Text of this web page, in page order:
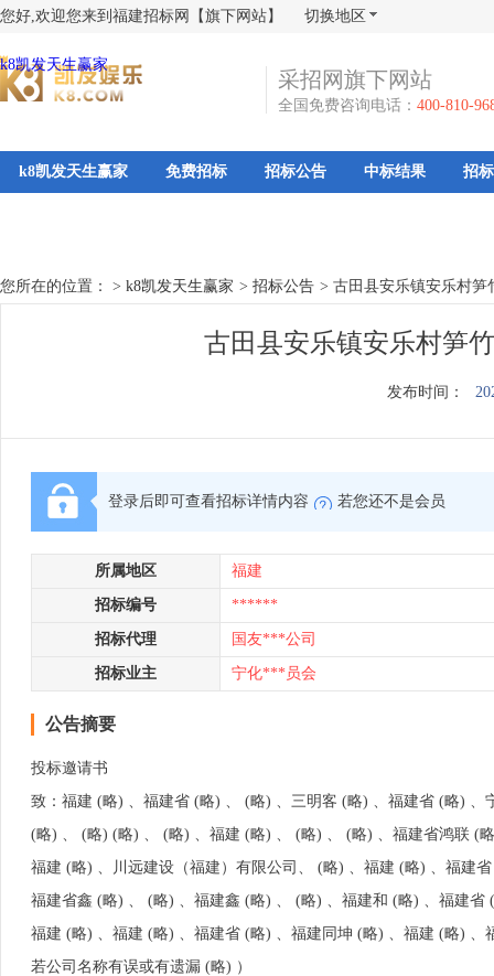
您好,欢迎您来到福建招标网【旗下网站】 切换地区
k8凯发天生赢家
采招网旗下网站
全国免费咨询电话： 400-810-
k8凯发天生赢家 免费招标 招标公告 中标结果 招
您所在的位置： > k8凯发天生赢家 > 招标公告 > 古田县安乐镇安乐村笋
古田县安乐镇安乐村笋
发布时间：
登录后即可查看招标详情内容 若您还不是会员
所属地区 福建
招标编号 ******
招标代理 国友***公司
招标业主 宁化***员会
公告摘要
投标邀请书
致：福建 (略) 、福建省 (略) 、 (略) 、三明客 (略) 、福建省 (略)
(略) 、 (略) (略) 、 (略) 、福建 (略) 、 (略) 、 (略) 、福建省鸿联 (
福建 (略) 、川远建设（福建）有限公司、 (略) 、福建 (略) 、福建
福建省鑫 (略) 、 (略) 、福建鑫 (略) 、 (略) 、福建和 (略) 、福建
福建 (略) 、福建 (略) 、福建省 (略) 、福建同坤 (略) 、福建 (略)
若公司名称有误或有遗漏 (略) ）